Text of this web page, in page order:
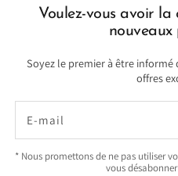
Voulez-vous avoir la
nouveaux
Soyez le premier à être
offres
E-mail
* Nous promettons de ne pas utiliser
vous